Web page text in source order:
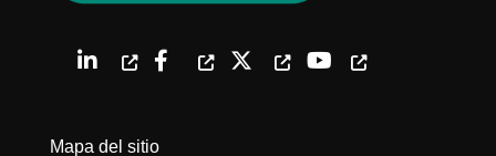
Mapa del sitio